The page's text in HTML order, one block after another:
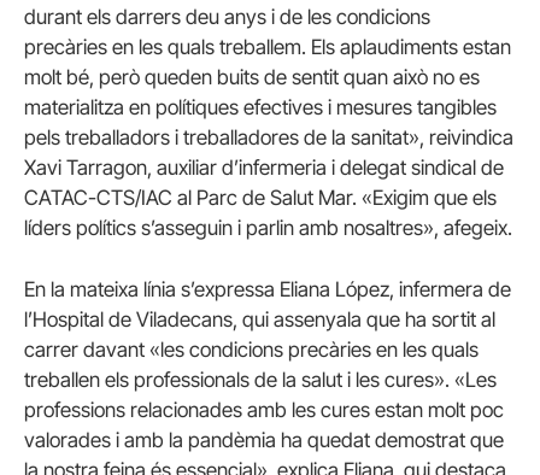
durant els darrers deu anys i de les condicions
precàries en les quals treballem. Els aplaudiments estan
molt bé, però queden buits de sentit quan això no es
materialitza en polítiques efectives i mesures tangibles
pels treballadors i treballadores de la sanitat», reivindica
Xavi Tarragon, auxiliar d’infermeria i delegat sindical de
CATAC-CTS/IAC al Parc de Salut Mar. «Exigim que els
líders polítics s’asseguin i parlin amb nosaltres», afegeix.
En la mateixa línia s’expressa Eliana López, infermera de
l’Hospital de Viladecans, qui assenyala que ha sortit al
carrer davant «les condicions precàries en les quals
treballen els professionals de la salut i les cures». «Les
professions relacionades amb les cures estan molt poc
valorades i amb la pandèmia ha quedat demostrat que
la nostra feina és essencial», explica Eliana, qui destaca